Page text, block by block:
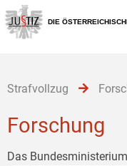
Zur
Hauptnavigation
[1]
Zum
Inhalt
[2]
Zum
Untermenü
[3]
DIE
Strafvollzug
Forschung
Das